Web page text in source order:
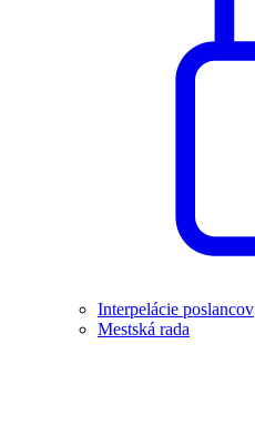
Interpelácie poslancov
Mestská rada